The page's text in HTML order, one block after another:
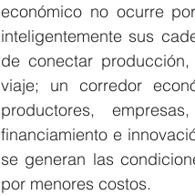
económico no ocurre
inteligentemente sus
de conectar
viaje; un corredor
productores,
financiamiento e
se generan las
por menores costos.